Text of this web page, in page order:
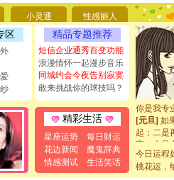
小灵通 性感丽人
区 精品专题推荐
短信企业通秀百变功能
浪漫情怀一起漫步音乐
同城约会今夜告别寂寞
敢来挑战你的球技吗？
精彩生活
星座运势
每日财运
花边新闻
魔鬼辞典
情感测试
生活笑话
要平安！
[圣诞节]
能正大光
天都要快
[圣诞节]
如意,快
[元旦]看
断电。爱
你是我专
[元旦]如
起；二是
离。水晶
[元旦]当
泣，这痛
今日运程
桃花运，